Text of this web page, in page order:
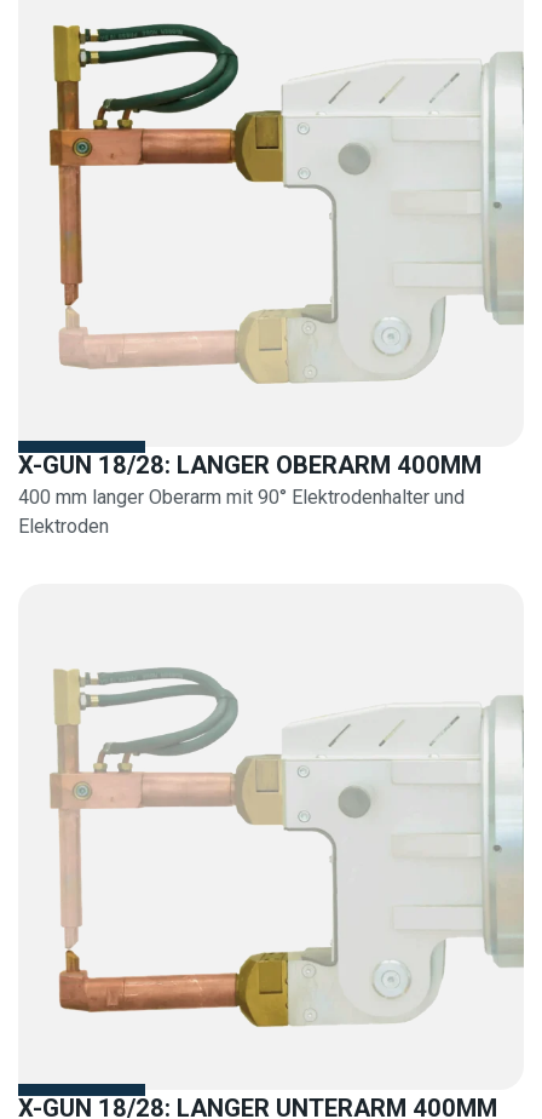
X-GUN 18/28: LANGER OBERARM 400MM
400 mm langer Oberarm mit 90° Elektrodenhalter und
Elektroden
X-GUN 18/28: LANGER UNTERARM 400MM